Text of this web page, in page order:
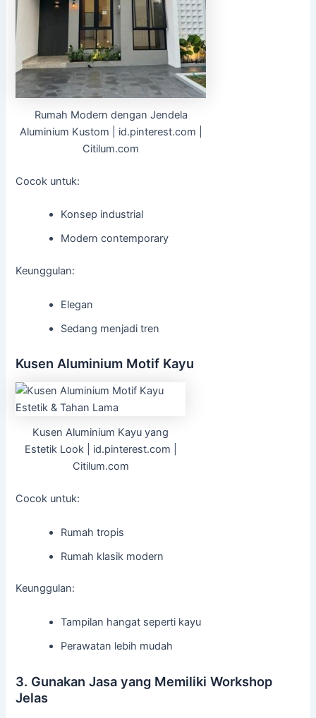
Rumah Modern dengan Jendela
Aluminium Kustom | id.pinterest.com |
Citilum.com
Cocok untuk:
Konsep industrial
Modern contemporary
Keunggulan:
Elegan
Sedang menjadi tren
Kusen Aluminium Motif Kayu
Kusen Aluminium Kayu yang
Estetik Look | id.pinterest.com |
Citilum.com
Cocok untuk:
Rumah tropis
Rumah klasik modern
Keunggulan:
Tampilan hangat seperti kayu
Perawatan lebih mudah
3. Gunakan Jasa yang Memiliki Workshop
Jelas